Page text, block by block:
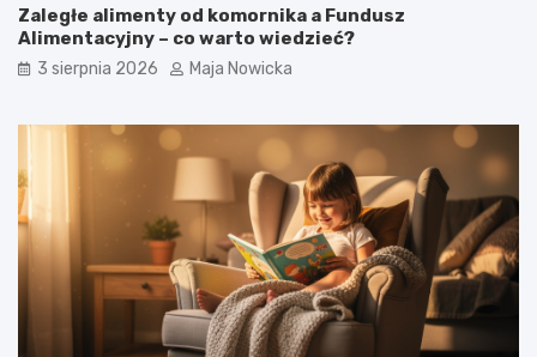
Zaległe alimenty od komornika a Fundusz
Alimentacyjny – co warto wiedzieć?
3 sierpnia 2026 Maja Nowicka